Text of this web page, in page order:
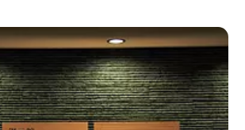
たします。